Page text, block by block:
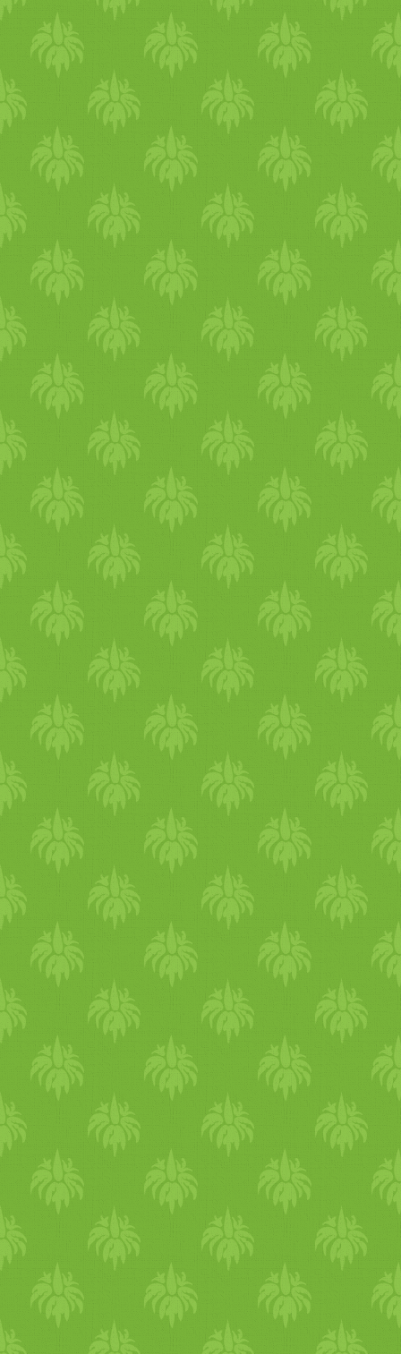
csak kisebb, tenyérnyi
méretben. Egy-egy
merőkanállal egy-egy
lepénykét kapunk,
mindkét oldalukat pirosra
sütni. (Egy nagy lapát szerű
eszköz nagy hasznunkra
a forgatásnál.) Pótoljuk
közben a zsiradékot, ha
szükséges. Illetve ha úgy
érezzük, hogy a cukkini túl
vízes volt, tegyünk a
masszához még
kukoricalisztet. Vagy ha
ellenkezőleg, túl sűrű a
massza, akkor keverjünk
hozzá vízet. Próbáljuk meg
eltalálni azt a tökéletes
állagot, ami könnyedén
ínycsiklandóan pirosra sül a
serpenyőnkben. ;-) A
sima tejföllel, fokhagymás
tejföllel, vagy natúr
tálalva mindenkit hamar
mosolygóssá tehetünk. :-)
mosolygós cukkinis tócsni
Örömteli, gyomorbarát,
egészséges étkezést kívánok!